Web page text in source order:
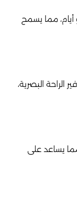
أيام، مما يسمح
الراحة البصرية،
يساعد على